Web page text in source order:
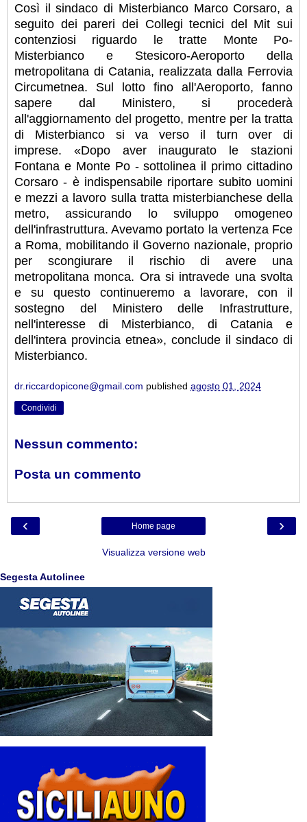
Così il sindaco di Misterbianco Marco Corsaro, a
seguito dei pareri dei Collegi tecnici del Mit sui
contenziosi riguardo le tratte Monte Po-
Misterbianco e Stesicoro-Aeroporto della
metropolitana di Catania, realizzata dalla Ferrovia
Circumetnea. Sul lotto fino all'Aeroporto, fanno
sapere dal Ministero, si procederà
all'aggiornamento del progetto, mentre per la tratta
di Misterbianco si va verso il turn over di
imprese. «Dopo aver inaugurato le stazioni
Fontana e Monte Po - sottolinea il primo cittadino
Corsaro - è indispensabile riportare subito uomini
e mezzi a lavoro sulla tratta misterbianchese della
metro, assicurando lo sviluppo omogeneo
dell'infrastruttura. Avevamo portato la vertenza Fce
a Roma, mobilitando il Governo nazionale, proprio
per scongiurare il rischio di avere una
metropolitana monca. Ora si intravede una svolta
e su questo continueremo a lavorare, con il
sostegno del Ministero delle Infrastrutture,
nell'interesse di Misterbianco, di Catania e
dell'intera provincia etnea», conclude il sindaco di
Misterbianco.
dr.riccardopicone@gmail.com published agosto 01, 2024
Condividi
Nessun commento:
Posta un commento
‹ ›
Home page
Visualizza versione web
Segesta Autolinee